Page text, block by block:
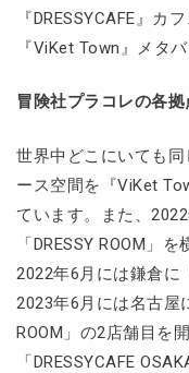
『DRESSYCAFE』カ
『ViKet Town』メタ
冒険社プラコレの各拠
世界中どこにいても
ース空間を『ViKet
ています。また、
「DRESSY ROOM」
2022年6月には鎌倉に
2023年6月には名古屋
ROOM」の2店舗目を
「DRESSYCAFE